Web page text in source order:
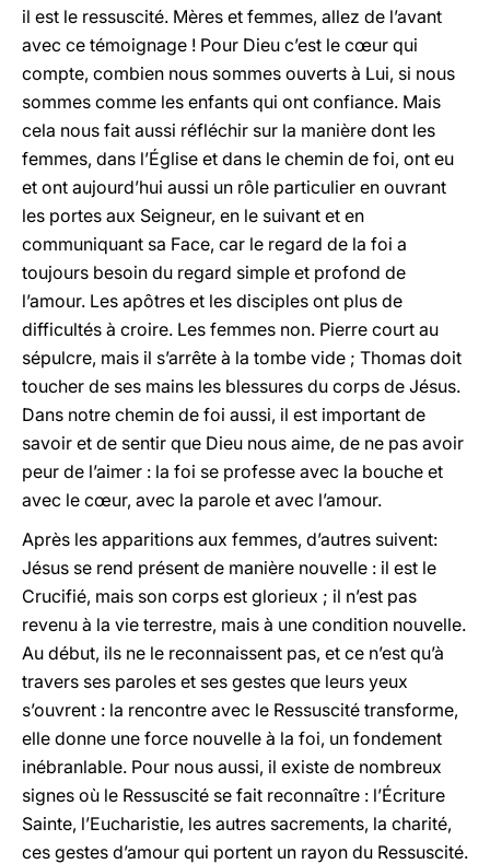
il est le ressuscité. Mères et femmes, allez de l’avant
avec ce témoignage ! Pour Dieu c’est le cœur qui
compte, combien nous sommes ouverts à Lui, si nous
sommes comme les enfants qui ont confiance. Mais
cela nous fait aussi réfléchir sur la manière dont les
femmes, dans l’Église et dans le chemin de foi, ont eu
et ont aujourd’hui aussi un rôle particulier en ouvrant
les portes aux Seigneur, en le suivant et en
communiquant sa Face, car le regard de la foi a
toujours besoin du regard simple et profond de
l’amour. Les apôtres et les disciples ont plus de
difficultés à croire. Les femmes non. Pierre court au
sépulcre, mais il s’arrête à la tombe vide ; Thomas doit
toucher de ses mains les blessures du corps de Jésus.
Dans notre chemin de foi aussi, il est important de
savoir et de sentir que Dieu nous aime, de ne pas avoir
peur de l’aimer : la foi se professe avec la bouche et
avec le cœur, avec la parole et avec l’amour.
Après les apparitions aux femmes, d’autres suivent:
Jésus se rend présent de manière nouvelle : il est le
Crucifié, mais son corps est glorieux ; il n’est pas
revenu à la vie terrestre, mais à une condition nouvelle.
Au début, ils ne le reconnaissent pas, et ce n’est qu’à
travers ses paroles et ses gestes que leurs yeux
s’ouvrent : la rencontre avec le Ressuscité transforme,
elle donne une force nouvelle à la foi, un fondement
inébranlable. Pour nous aussi, il existe de nombreux
signes où le Ressuscité se fait reconnaître : l’Écriture
Sainte, l’Eucharistie, les autres sacrements, la charité,
ces gestes d’amour qui portent un rayon du Ressuscité.